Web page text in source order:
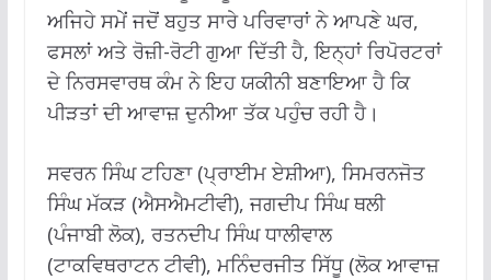
ਅਜਿਹੇ ਸਮੇਂ ਜਦੋਂ ਬਹੁਤ ਸਾਰੇ ਪਰਿਵਾਰਾਂ ਨੇ ਆਪਣੇ ਘਰ,
ਫਸਲਾਂ ਅਤੇ ਰੋਜ਼ੀ-ਰੋਟੀ ਗੁਆ ਦਿੱਤੀ ਹੈ, ਇਨ੍ਹਾਂ ਰਿਪੋਰਟਰਾਂ
ਦੇ ਨਿਰਸਵਾਰਥ ਕੰਮ ਨੇ ਇਹ ਯਕੀਨੀ ਬਣਾਇਆ ਹੈ ਕਿ
ਪੀੜਤਾਂ ਦੀ ਆਵਾਜ਼ ਦੁਨੀਆ ਤੱਕ ਪਹੁੰਚ ਰਹੀ ਹੈ।
ਸਵਰਨ ਸਿੰਘ ਟਹਿਣਾ (ਪ੍ਰਾਈਮ ਏਸ਼ੀਆ), ਸਿਮਰਨਜੋਤ
ਸਿੰਘ ਮੱਕੜ (ਐਸਐਮਟੀਵੀ), ਜਗਦੀਪ ਸਿੰਘ ਥਲੀ
(ਪੰਜਾਬੀ ਲੋਕ), ਰਤਨਦੀਪ ਸਿੰਘ ਧਾਲੀਵਾਲ
(ਟਾਕਵਿਥਰਾਟਨ ਟੀਵੀ), ਮਨਿੰਦਰਜੀਤ ਸਿੱਧੂ (ਲੋਕ ਆਵਾਜ਼